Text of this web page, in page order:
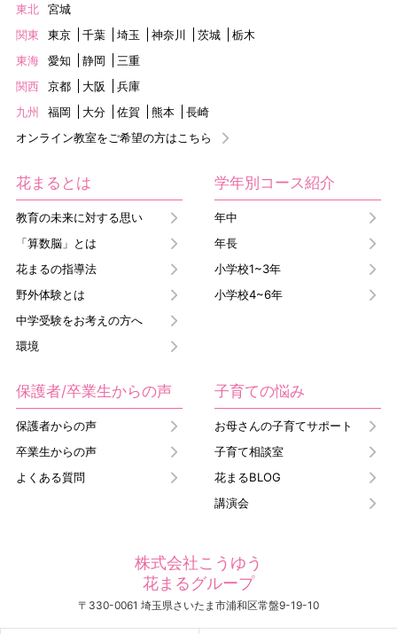
東北
宮城
関東
東京 千葉 埼玉 神奈川 茨城
栃木
東海
愛知 静岡
三重
関西
京都 大阪
兵庫
九州
福岡 大分 佐賀 熊本
長崎
オンライン教室をご希望の方はこちら
花まるとは
教育の未来に対する思い
「算数脳」とは
花まるの指導法
野外体験とは
中学受験をお考えの方へ
環境
学年別コース紹介
年中
年長
小学校1~3年
小学校4~6年
保護者/卒業生からの声
保護者からの声
卒業生からの声
よくある質問
子育ての悩み
お母さんの子育てサポート
子育て相談室
花まるBLOG
講演会
株式会社こうゆう
花まるグループ
〒330-0061 埼玉県さいたま市浦和区常盤9-19-10